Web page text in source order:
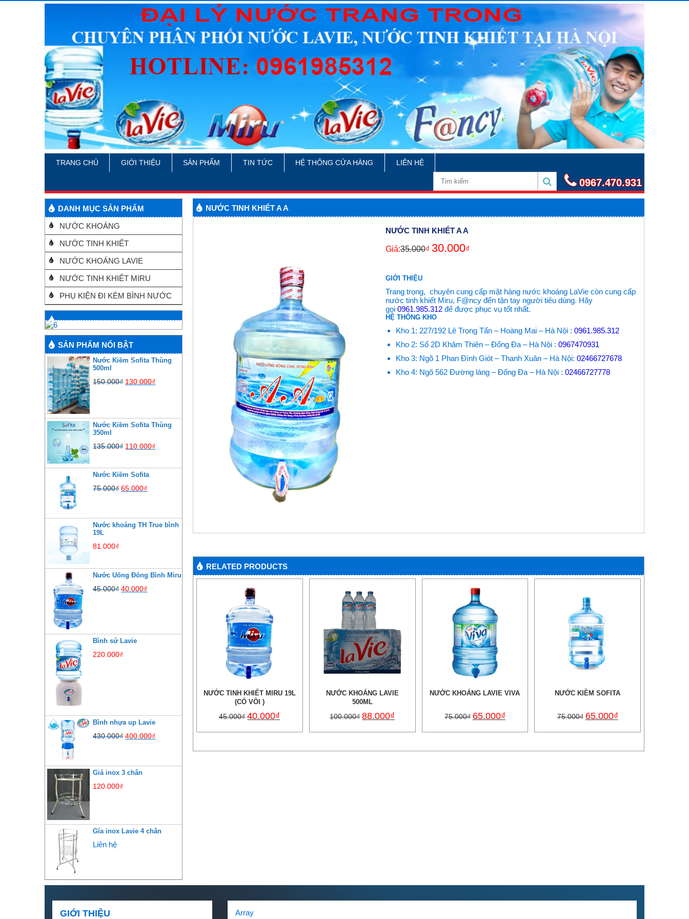
TRANG CHỦ GIỚI THIỆU SẢN PHẨM TIN TỨC HỆ THỐNG CỬA HÀNG LIÊN HỆ
0967.470.931
NƯỚC TINH KHIẾT A A
NƯỚC TINH KHIẾT A A
Giá:35.000₫ 30.000₫
GIỚI THIỆU
Trang trọng, chuyên cung cấp mặt hàng nước khoáng LaVie còn cung cấp
nước tinh khiết Miru, F@ncy đến tận tay người tiêu dùng. Hãy
gọi 0961.985.312để được phục vụ tốt nhất.
HỆ THỐNG KHO
Kho 1: 227/192 Lê Trọng Tấn – Hoàng Mai – Hà Nội : 0961.985.312
Kho 2: Số 2D Khâm Thiên – Đống Đa – Hà Nội : 0967470931
Kho 3: Ngõ 1 Phan Đình Giót – Thanh Xuân – Hà Nội: 02466727678
Kho 4: Ngõ 562 Đường láng – Đống Đa – Hà Nội : 02466727778
RELATED PRODUCTS
NƯỚC TINH KHIẾT MIRU 19L
(CÓ VÒI )
45.000₫ 40.000₫
NƯỚC KHOÁNG LAVIE
500ML
100.000₫ 88.000₫
NƯỚC KHOÁNG LAVIE VIVA
75.000₫ 65.000₫
NƯỚC KIỀM SOFITA
75.000₫ 65.000₫
DANH MỤC SẢN PHẨM
NƯỚC KHOÁNG
NƯỚC TINH KHIẾT
NƯỚC KHOÁNG LAVIE
NƯỚC TINH KHIẾT MIRU
PHỤ KIỆN ĐI KÈM BÌNH NƯỚC
SẢN PHẨM NỔI BẬT
Nước Kiềm Sofita Thùng
500ml
150.000₫ 130.000₫
Nước Kiềm Sofita Thùng
350ml
135.000₫ 110.000₫
Nước Kiềm Sofita
75.000₫ 65.000₫
Nước khoáng TH True bình
19L
81.000₫
Nước Uống Đóng Bình Miru
45.000₫ 40.000₫
Bình sứ Lavie
220.000₫
Bình nhựa up Lavie
430.000₫ 400.000₫
Giá inox 3 chân
120.000₫
Gía inox Lavie 4 chân
Liên hệ
GIỚI THIỆU Array